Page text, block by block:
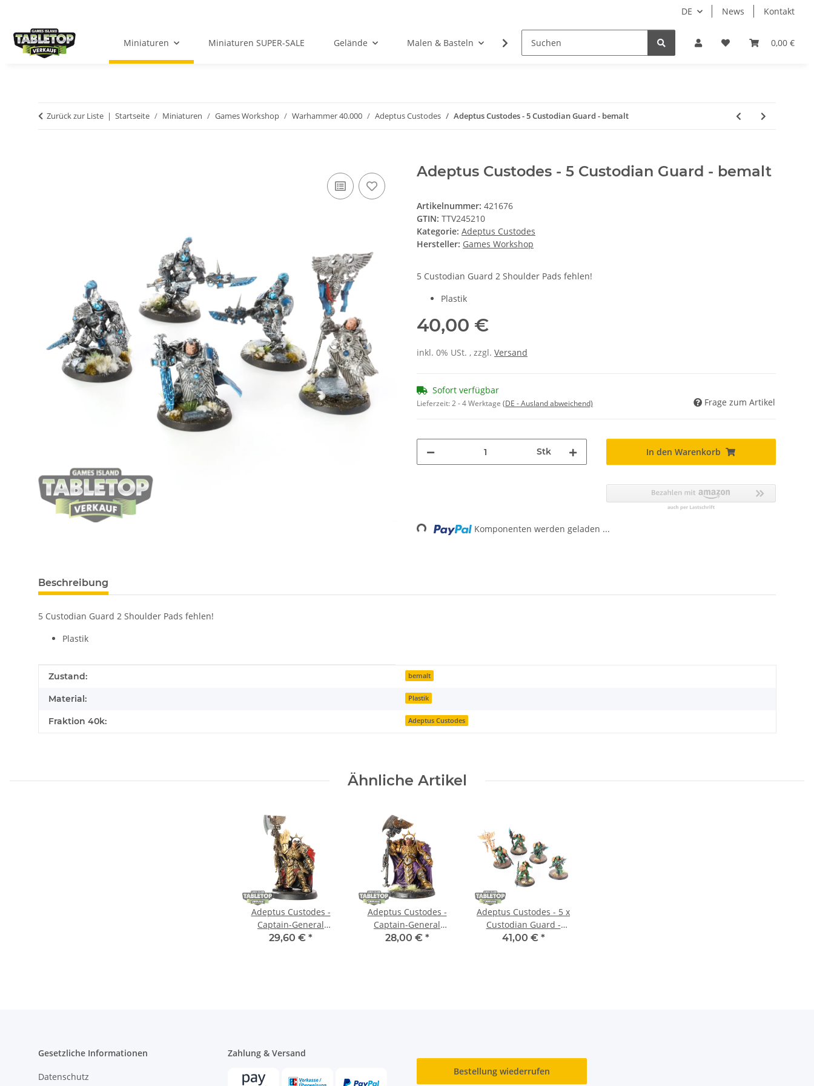
DE News Kontakt
0,00 €
Miniaturen Miniaturen SUPER-SALE Gelände Malen & Basteln Rollenspiele Tabletop Zubehör Hersteller
Zurück zur Liste Startseite Miniaturen Games Workshop Warhammer 40.000 Adeptus Custodes Adeptus Custodes - 5 Custodian Guard - bemalt
Adeptus Custodes - 5 Custodian Guard - bemalt
Artikelnummer: 421676
GTIN: TTV245210
Kategorie: Adeptus Custodes
Hersteller: Games Workshop
5 Custodian Guard 2 Shoulder Pads fehlen!
Plastik
40,00 €
inkl. 0% USt. , zzgl. Versand
Sofort verfügbar
Lieferzeit:2 - 4 Werktage (DE - Ausland abweichend) Frage zum Artikel
Stk In den Warenkorb
Loading... Komponenten werden geladen ...
Beschreibung
5 Custodian Guard 2 Shoulder Pads fehlen!
Plastik
Produkteigenschaft
Wert
Zustand: bemalt
Material: Plastik
Fraktion 40k: Adeptus Custodes
Ähnliche Artikel
Adeptus Custodes -
Captain-General
Trajann Valoris -
29,60 € *
Adeptus Custodes -
Captain-General
Trajann Valoris -
28,00 € *
Adeptus Custodes - 5 x
Custodian Guard -
bemalt
41,00 € *
Gesetzliche Informationen
Datenschutz
Zahlung & Versand
Bestellung wiederrufen